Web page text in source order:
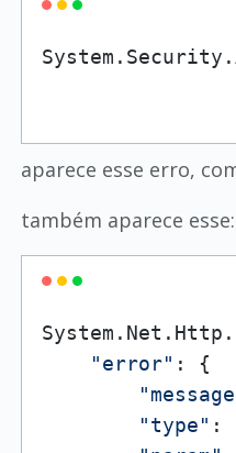
aparece esse erro,
também aparece esse:
"error" : {
"type" :